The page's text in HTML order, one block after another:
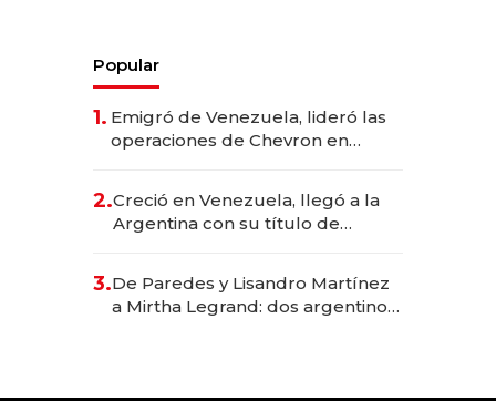
Popular
1. Emigró de Venezuela, lideró las
operaciones de Chevron en
2.Creció en Venezuela, llegó a la
Argentina con su título de
las marcas "fast premium"
3.De Paredes y Lisandro Martínez
a Mirtha Legrand: dos argentinos